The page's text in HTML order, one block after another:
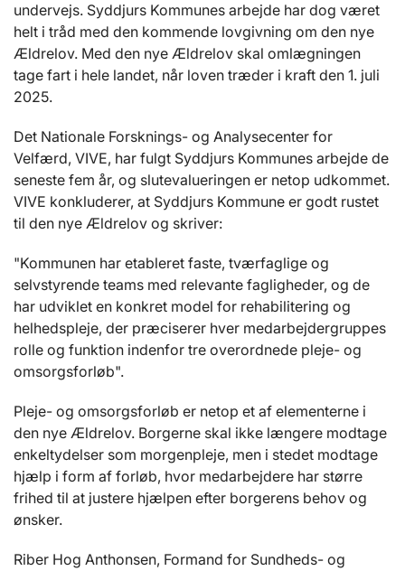
undervejs. Syddjurs Kommunes arbejde har dog været
helt i tråd med den kommende lovgivning om den nye
Ældrelov. Med den nye Ældrelov skal omlægningen
tage fart i hele landet, når loven træder i kraft den 1. juli
2025.
Det Nationale Forsknings- og Analysecenter for
Velfærd, VIVE, har fulgt Syddjurs Kommunes arbejde de
seneste fem år, og slutevalueringen er netop udkommet.
VIVE konkluderer, at Syddjurs Kommune er godt rustet
til den nye Ældrelov og skriver:
"Kommunen har etableret faste, tværfaglige og
selvstyrende teams med relevante fagligheder, og de
har udviklet en konkret model for rehabilitering og
helhedspleje, der præciserer hver medarbejdergruppes
rolle og funktion indenfor tre overordnede pleje- og
omsorgsforløb".
Pleje- og omsorgsforløb er netop et af elementerne i
den nye Ældrelov. Borgerne skal ikke længere modtage
enkeltydelser som morgenpleje, men i stedet modtage
hjælp i form af forløb, hvor medarbejdere har større
frihed til at justere hjælpen efter borgerens behov og
ønsker.
Riber Hog Anthonsen, Formand for Sundheds- og